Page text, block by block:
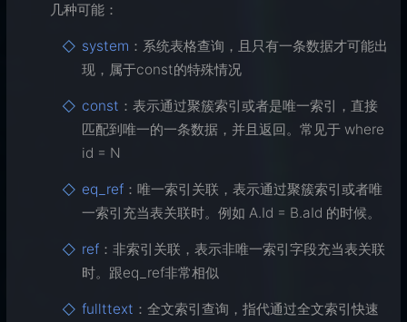
几种可能：
system ：系统表格查询，且只有一条数据才可能出
现，属于const的特殊情况
const ：表示通过聚簇索引或者是唯一索引，直接
匹配到唯一的一条数据，并且返回。常见于 where
id = N
eq_ref：唯一索引关联，表示通过聚簇索引或者唯
一索引充当表关联时。例如 A.Id = B.aId 的时候。
ref：非索引关联，表示非唯一索引字段充当表关联
时。跟eq_ref非常相似
fullttext ：全文索引查询，指代通过全文索引快速